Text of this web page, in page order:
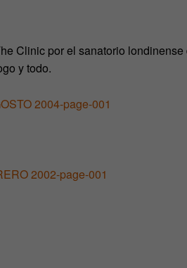
Clinic por el sanatorio
y todo.